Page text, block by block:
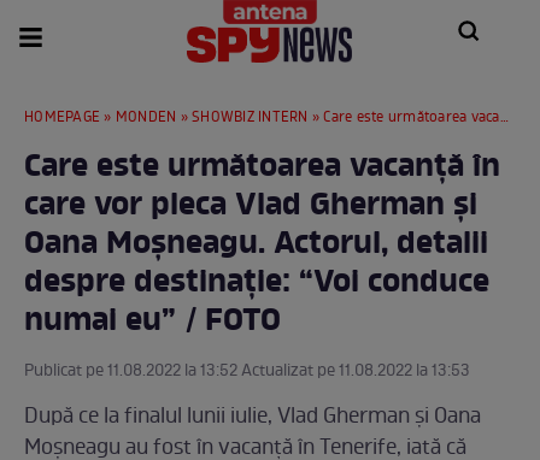
HOMEPAGE » MONDEN »SHOWBIZ INTERN » Care este următoarea vacanță în care vor pleca Vlad Gherman și Oana Moșneagu. Actorul, detalii despre destinație: “Voi conduce numai eu” / FOTO
Care este următoarea vacanță în
care vor pleca Vlad Gherman și
Oana Moșneagu. Actorul, detalii
despre destinație: “Voi conduce
numai eu” / FOTO
Publicat pe 11.08.2022 la 13:52 Actualizat pe 11.08.2022 la 13:53
După ce la finalul lunii iulie, Vlad Gherman și Oana
Moșneagu au fost în vacanță în Tenerife, iată că